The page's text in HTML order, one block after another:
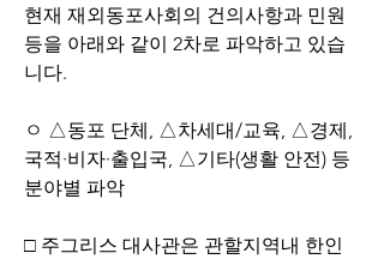
현재 재외동포사회의 건의사항과 민원
등을 아래와 같이 2차로 파악하고 있습
니다.
ㅇ △동포 단체, △차세대/교육, △경제,
국적·비자·출입국, △기타(생활 안전) 등
분야별 파악
□ 주그리스 대사관은 관할지역내 한인